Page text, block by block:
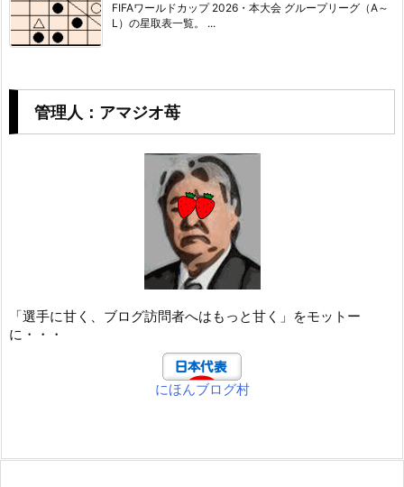
FIFAワールドカップ 2026・本大会 グループリーグ（A～
L）の星取表一覧。 ...
管理人：アマジオ苺
「選手に甘く、ブログ訪問者へはもっと甘く」をモットー
に・・・
にほんブログ村